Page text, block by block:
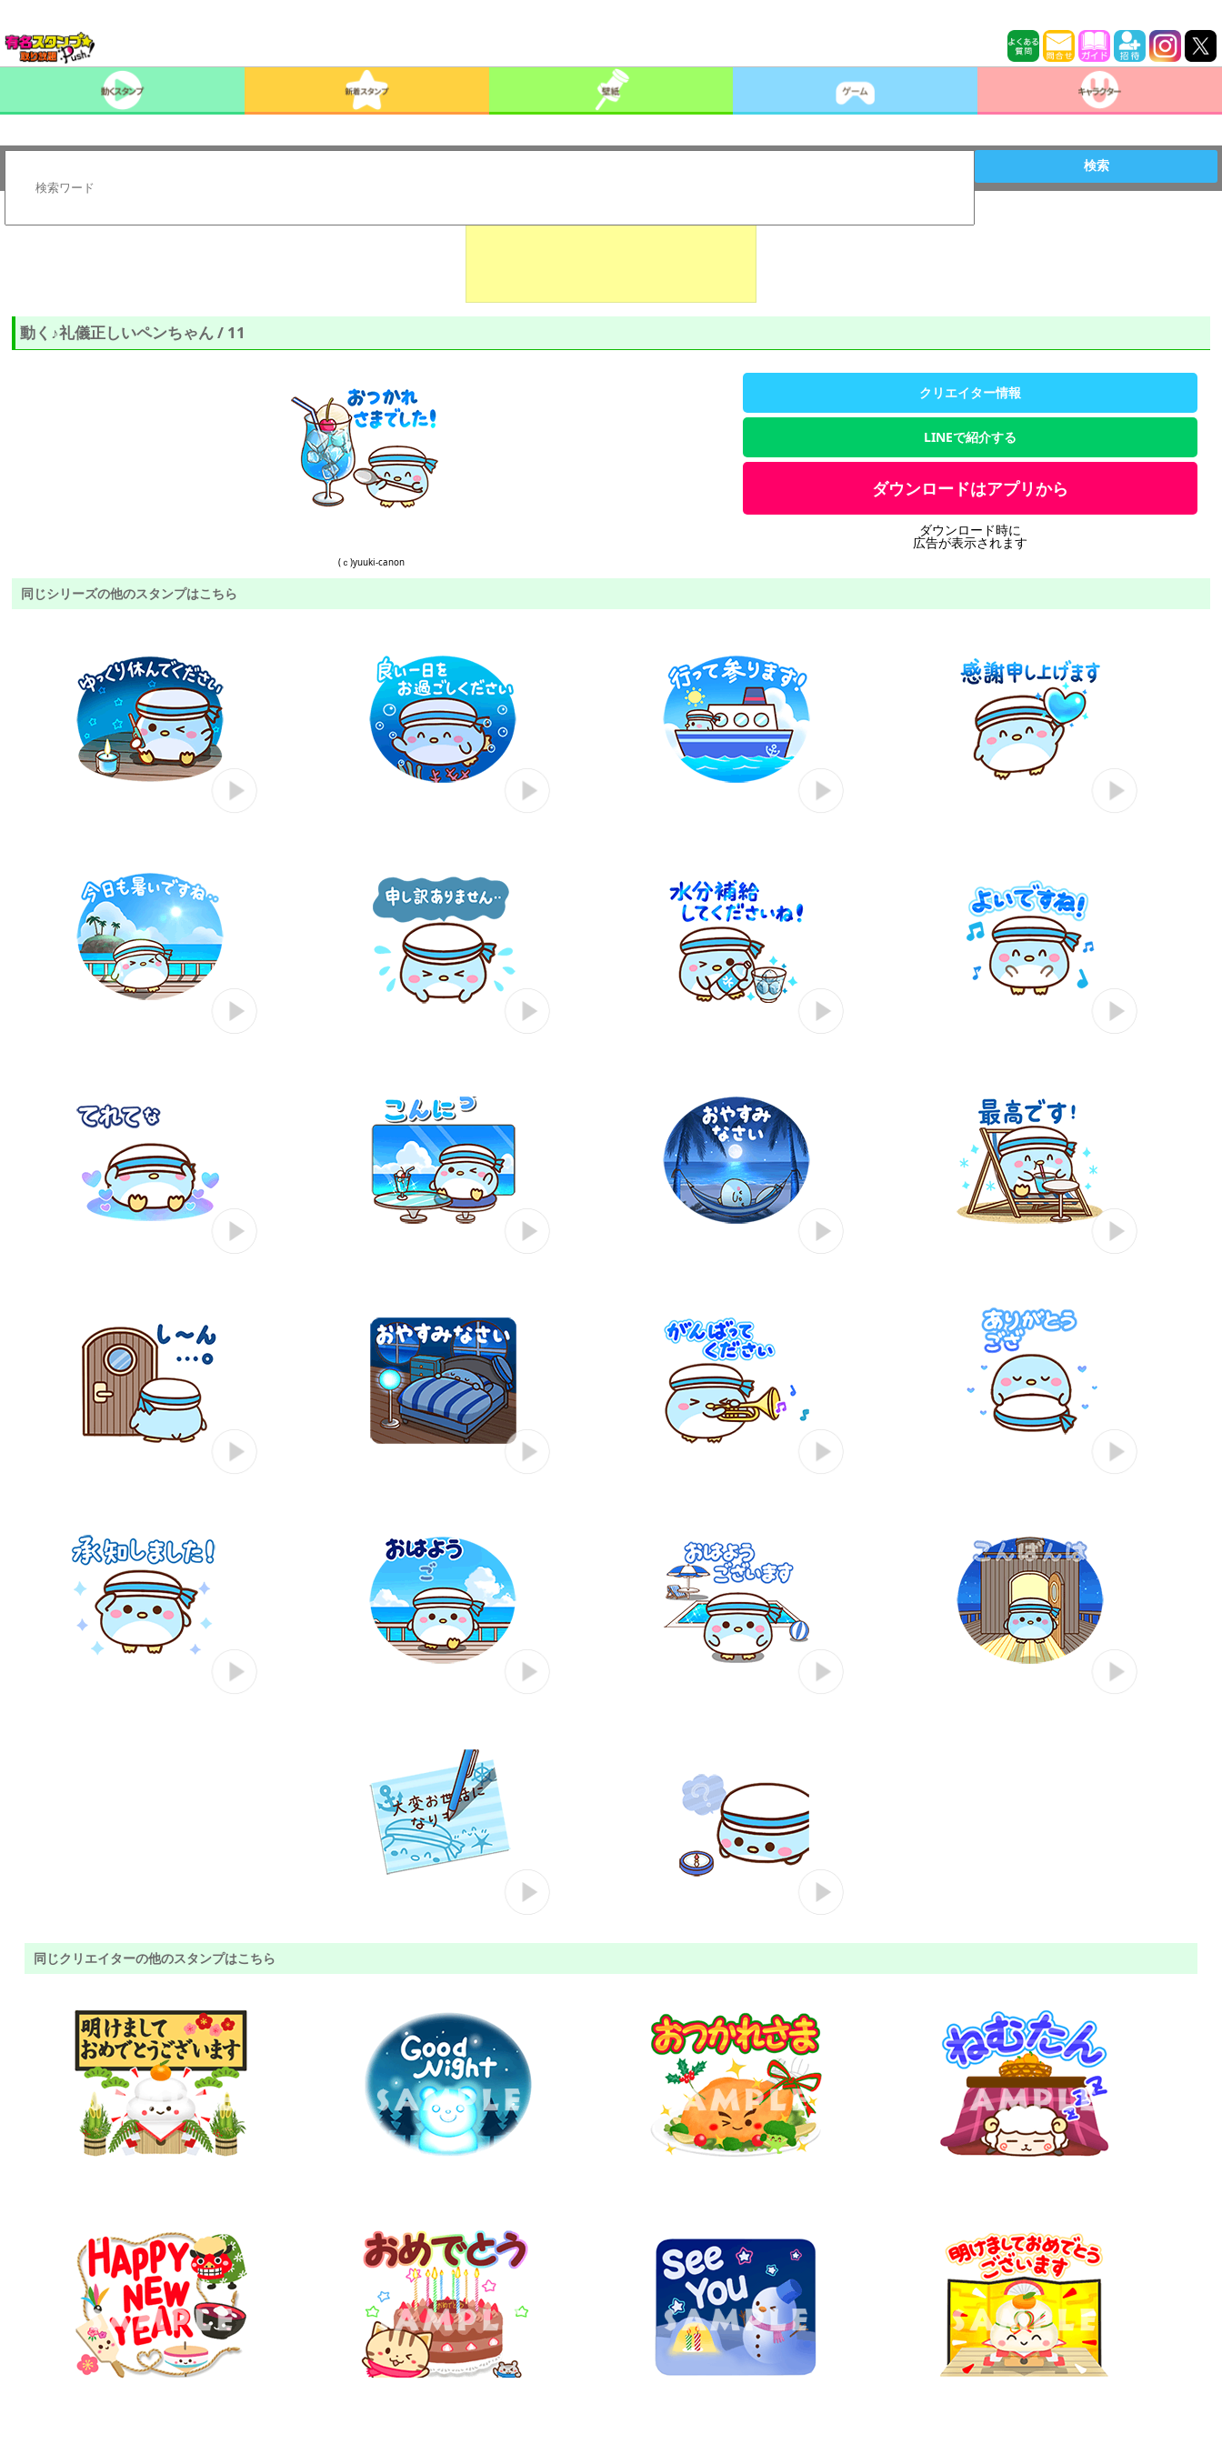
検索
動く♪礼儀正しいペンちゃん / 11
(ｃ)yuuki-canon
クリエイター情報
LINEで紹介する
ダウンロードはアプリから
ダウンロード時に
広告が表示されます
同じシリーズの他のスタンプはこちら
同じクリエイターの他のスタンプはこちら